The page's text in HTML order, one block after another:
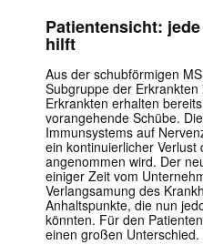
Patientensicht:
hilft
Aus der schubförmigen
Subgruppe der
Erkrankten erhalten
vorangehende Schübe.
Immunsystems auf
ein kontinuierlicher
angenommen wird. Der
einiger Zeit vom
Verlangsamung des
Anhaltspunkte, die nun
könnten. Für den
einen großen Unterschied.